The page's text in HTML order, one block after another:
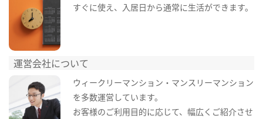
すぐに使え、入居日から通常に生活ができます。
運営会社について
ウィークリーマンション・マンスリーマンション
を多数運営しています。
お客様のご利用目的に応じて、幅広くご紹介させ